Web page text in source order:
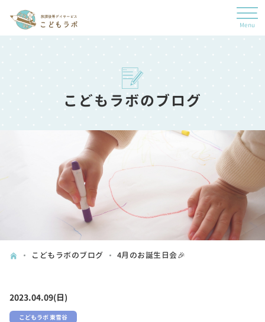
こどもラボのブログ
こどもラボのブログ 4月のお誕生日会🎉
2023.04.09(日)
こどもラボ 東雪谷